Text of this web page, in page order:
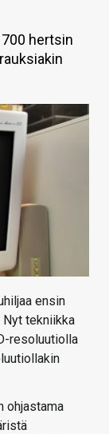
hertsin
ensin
Nyt tekniikka
resoluutiolla
ohjastama